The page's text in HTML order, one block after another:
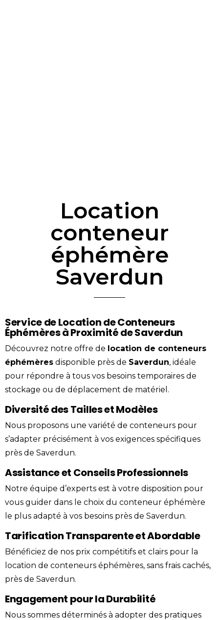
Location
conteneur
éphémère
Saverdun
Service de Location de Conteneurs
Éphémères à Proximité de Saverdun
Découvrez notre offre de location de conteneurs
éphémères disponible près de Saverdun, idéale
pour répondre à tous vos besoins temporaires de
stockage ou de déplacement de matériel.
Diversité des Tailles et Modèles
Nous proposons une variété de conteneurs pour
s’adapter précisément à vos exigences spécifiques
près de Saverdun.
Assistance et Conseils Professionnels
Notre équipe d’experts est à votre disposition pour
vous guider dans le choix du conteneur éphémère
le plus adapté à vos besoins près de Saverdun.
Tarification Transparente et Abordable
Bénéficiez de nos prix compétitifs et clairs pour la
location de conteneurs éphémères, sans frais cachés,
près de Saverdun.
Engagement pour la Durabilité
Nous sommes déterminés à adopter des pratiques